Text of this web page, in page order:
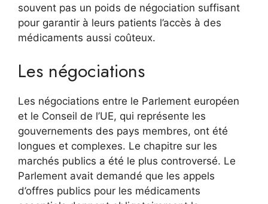
souvent pas un poids de négociation suffisant
pour garantir à leurs patients l’accès à des
médicaments aussi coûteux.
Les négociations
Les négociations entre le Parlement européen
et le Conseil de l’UE, qui représente les
gouvernements des pays membres, ont été
longues et complexes. Le chapitre sur les
marchés publics a été le plus controversé. Le
Parlement avait demandé que les appels
d’offres publics pour les médicaments